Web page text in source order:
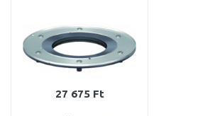
27 675 Ft